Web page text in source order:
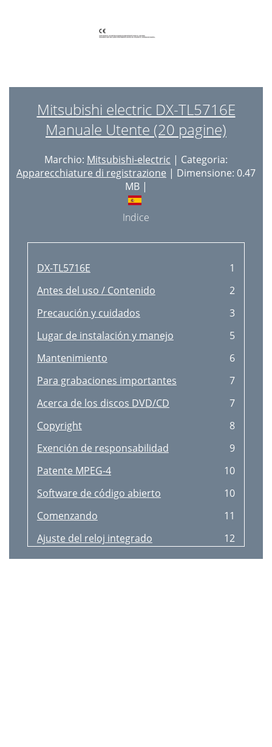
Mitsubishi electric DX-TL5716E
Manuale Utente (20 pagine)
Marchio: Mitsubishi-electric | Categoria:
Apparecchiature di registrazione | Dimensione: 0.47
MB |
Indice
DX-TL5716E
1
Antes del uso / Contenido
2
Precaución y cuidados
3
Lugar de instalación y manejo
5
Mantenimiento
6
Para grabaciones importantes
7
Acerca de los discos DVD/CD
7
Copyright
8
Exención de responsabilidad
9
Patente MPEG-4
10
Software de código abierto
10
Comenzando
11
Ajuste del reloj integrado
12
Operaciones
13